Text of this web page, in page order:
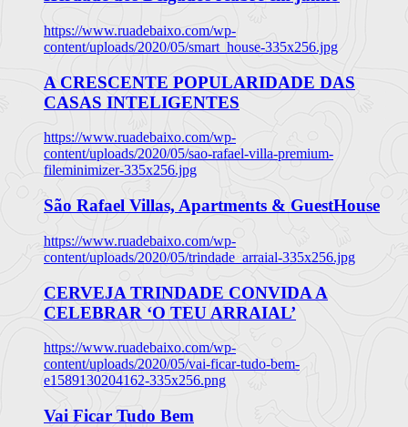
https://www.ruadebaixo.com/wp-
content/uploads/2020/05/smart_house-335x256.jpg
A CRESCENTE POPULARIDADE DAS
CASAS INTELIGENTES
https://www.ruadebaixo.com/wp-
content/uploads/2020/05/sao-rafael-villa-premium-
fileminimizer-335x256.jpg
São Rafael Villas, Apartments & GuestHouse
https://www.ruadebaixo.com/wp-
content/uploads/2020/05/trindade_arraial-335x256.jpg
CERVEJA TRINDADE CONVIDA A
CELEBRAR ‘O TEU ARRAIAL’
https://www.ruadebaixo.com/wp-
content/uploads/2020/05/vai-ficar-tudo-bem-
e1589130204162-335x256.png
Vai Ficar Tudo Bem